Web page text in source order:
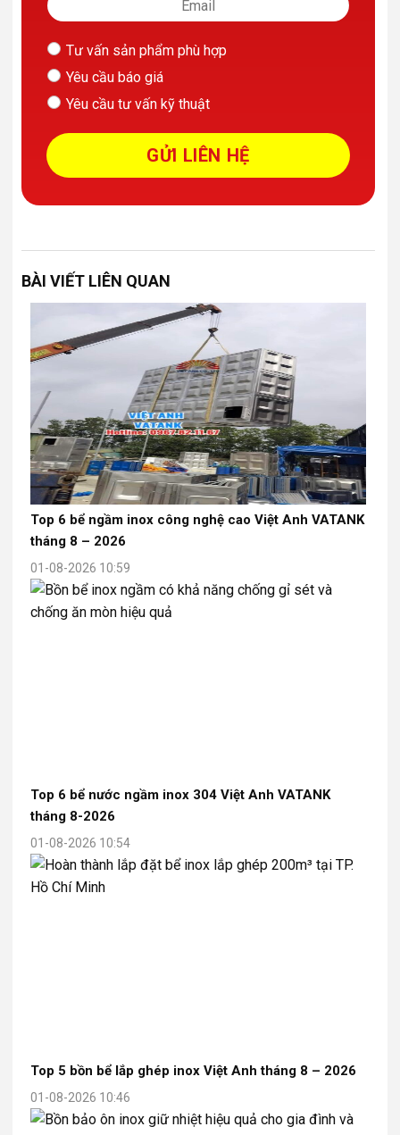
Tư vấn sản phẩm phù hợp
Yêu cầu báo giá
Yêu cầu tư vấn kỹ thuật
BÀI VIẾT LIÊN QUAN
Top 6 bể ngầm inox công nghệ cao Việt Anh VATANK
tháng 8 – 2026
01-08-2026 10:59
Top 6 bể nước ngầm inox 304 Việt Anh VATANK
tháng 8-2026
01-08-2026 10:54
Top 5 bồn bể lắp ghép inox Việt Anh tháng 8 – 2026
01-08-2026 10:46